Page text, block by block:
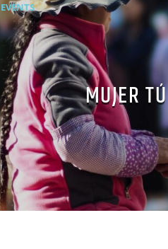
EVENTS
MUJER